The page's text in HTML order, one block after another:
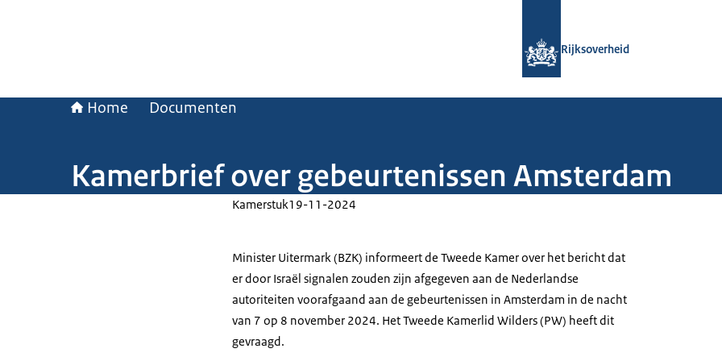
Rijksoverheid
Home Documenten
Kamerbrief over gebeurtenissen Amsterdam
Kamerstuk19-11-2024
Minister Uitermark (BZK) informeert de Tweede Kamer over het bericht dat
er door Israël signalen zouden zijn afgegeven aan de Nederlandse
autoriteiten voorafgaand aan de gebeurtenissen in Amsterdam in de nacht
van 7 op 8 november 2024. Het Tweede Kamerlid Wilders (PW) heeft dit
gevraagd.